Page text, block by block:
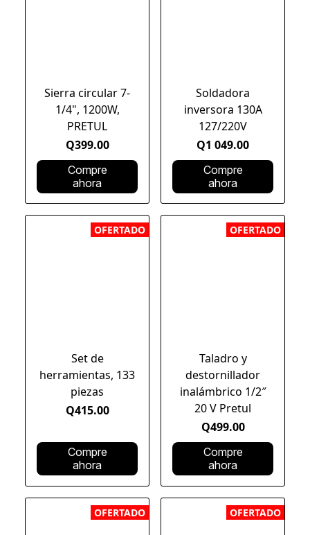
Sierra circular 7-
1/4", 1200W,
PRETUL
Q399.00
Compre
ahora
Soldadora
inversora 130A
127/220V
Q1 049.00
Compre
ahora
OFERTADO
Set de
herramientas, 133
piezas
Q415.00
Compre
ahora
OFERTADO
Taladro y
destornillador
inalámbrico 1/2″
20 V Pretul
Q499.00
Compre
ahora
OFERTADO OFERTADO